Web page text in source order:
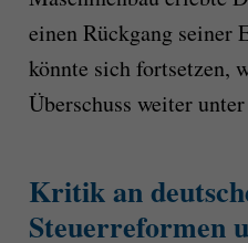
einen Rückgang seiner
könnte sich fortsetzen,
Überschuss weiter
Kritik an
Steuerreformen